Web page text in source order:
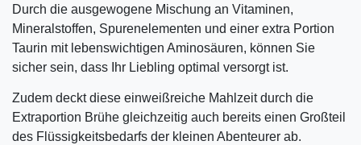
Durch die ausgewogene Mischung an Vitaminen,
Mineralstoffen, Spurenelementen und einer extra Portion
Taurin mit lebenswichtigen Aminosäuren, können Sie
sicher sein, dass Ihr Liebling optimal versorgt ist.
Zudem deckt diese einweißreiche Mahlzeit durch die
Extraportion Brühe gleichzeitig auch bereits einen Großteil
des Flüssigkeitsbedarfs der kleinen Abenteurer ab.